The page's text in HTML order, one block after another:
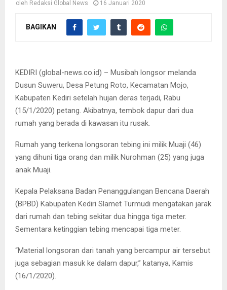
oleh Redaksi Global News 16 Januari 2020
BAGIKAN
Musibah longsor melanda Dusun Suweru, Desa Petung Roto,
KEDIRI (global-news.co.id) – Musibah longsor melanda
Dusun Suweru, Desa Petung Roto, Kecamatan Mojo,
Kabupaten Kediri setelah hujan deras terjadi, Rabu
(15/1/2020) petang. Akibatnya, tembok dapur dari dua
rumah yang berada di kawasan itu rusak.
Rumah yang terkena longsoran tebing ini milik Muaji (46)
yang dihuni tiga orang dan milik Nurohman (25) yang juga
anak Muaji.
Kepala Pelaksana Badan Penanggulangan Bencana Daerah
(BPBD) Kabupaten Kediri Slamet Turmudi mengatakan jarak
dari rumah dan tebing sekitar dua hingga tiga meter.
Sementara ketinggian tebing mencapai tiga meter.
“Material longsoran dari tanah yang bercampur air tersebut
juga sebagian masuk ke dalam dapur,” katanya, Kamis
(16/1/2020).